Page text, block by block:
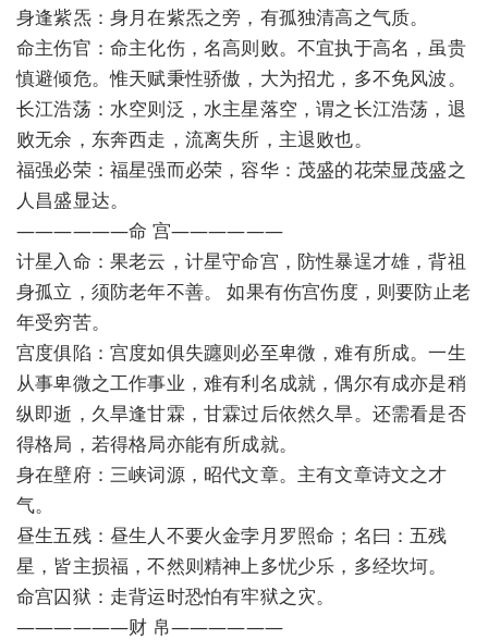
身逢紫炁：身月在紫炁之旁，有孤独清高之气质。
命主伤官：命主化伤，名高则败。不宜执于高名，虽贵
慎避倾危。惟天赋秉性骄傲，大为招尤，多不免风波。
长江浩荡：水空则泛，水主星落空，谓之长江浩荡，退
败无余，东奔西走，流离失所，主退败也。
福强必荣：福星强而必荣，容华：茂盛的花荣显茂盛之
人昌盛显达。
——————命 宫——————
计星入命：果老云，计星守命宫，防性暴逞才雄，背祖
身孤立，须防老年不善。 如果有伤宫伤度，则要防止老
年受穷苦。
宫度俱陷：宫度如俱失躔则必至卑微，难有所成。一生
从事卑微之工作事业，难有利名成就，偶尔有成亦是稍
纵即逝，久旱逢甘霖，甘霖过后依然久旱。还需看是否
得格局，若得格局亦能有所成就。
身在壁府：三峡词源，昭代文章。主有文章诗文之才
气。
昼生五残：昼生人不要火金孛月罗照命；名曰：五残
星，皆主损福，不然则精神上多忧少乐，多经坎坷。
命宫囚狱：走背运时恐怕有牢狱之灾。
——————财 帛——————